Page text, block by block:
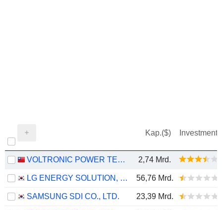
Kap.($) Investment
VOLTRONIC POWER TECHNOLOGY CORP. 2,74 Mrd.
LG ENERGY SOLUTION, LTD. 56,76 Mrd.
SAMSUNG SDI CO., LTD. 23,39 Mrd.